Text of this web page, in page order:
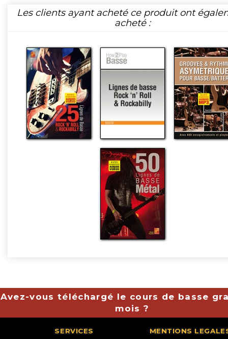
Les clients ayant acheté ce produit ont
acheté :
Avez-vous téléchargé le cours de basse
mois ?
SERVICES MENTIONS